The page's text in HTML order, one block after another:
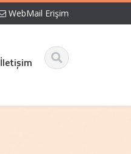
WebMail Erişim
İletişim